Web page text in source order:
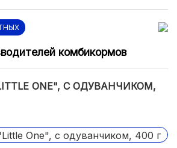
комбикормов
ONE", С ОДУВАНЧИКОМ,